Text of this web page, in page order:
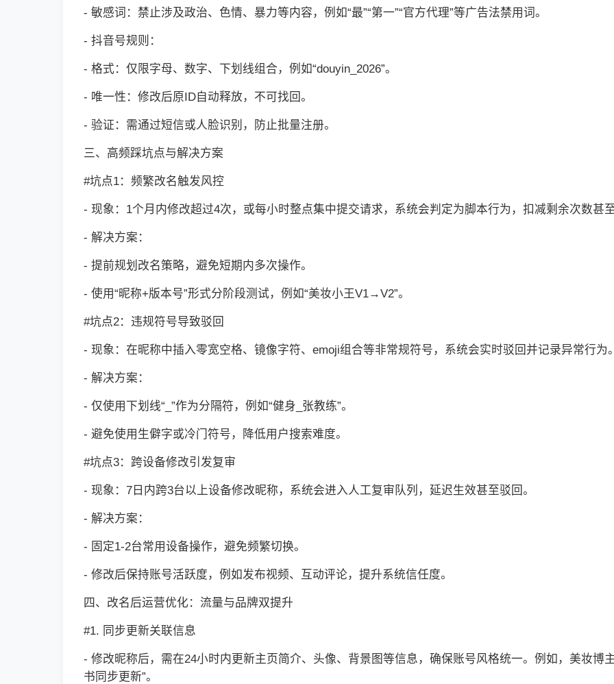
- 敏感词：禁止涉及政治、色情、暴力等内容，例如“最”“第一”“官方代理”等广告法禁用词。
- 抖音号规则：
- 格式：仅限字母、数字、下划线组合，例如“douyin_2026”。
- 唯一性：修改后原ID自动释放，不可找回。
- 验证：需通过短信或人脸识别，防止批量注册。
三、高频踩坑点与解决方案
#坑点1：频繁改名触发风控
- 现象：1个月内修改超过4次，或每小时整点集中提交请求，系统会判定为脚本行为，扣减剩余次数甚
- 解决方案：
- 提前规划改名策略，避免短期内多次操作。
- 使用“昵称+版本号”形式分阶段测试，例如“美妆小王V1→V2”。
#坑点2：违规符号导致驳回
- 现象：在昵称中插入零宽空格、镜像字符、emoji组合等非常规符号，系统会实时驳回并记录异常行为
- 解决方案：
- 仅使用下划线“_”作为分隔符，例如“健身_张教练”。
- 避免使用生僻字或冷门符号，降低用户搜索难度。
#坑点3：跨设备修改引发复审
- 现象：7日内跨3台以上设备修改昵称，系统会进入人工复审队列，延迟生效甚至驳回。
- 解决方案：
- 固定1-2台常用设备操作，避免频繁切换。
- 修改后保持账号活跃度，例如发布视频、互动评论，提升系统信任度。
四、改名后运营优化：流量与品牌双提升
#1. 同步更新关联信息
- 修改昵称后，需在24小时内更新主页简介、头像、背景图等信息，确保账号风格统一。例如，美妆博
书同步更新”。